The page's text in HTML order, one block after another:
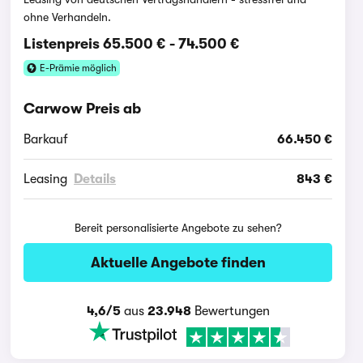
ohne Verhandeln.
Listenpreis65.500 € -74.500 €
E-Prämie möglich
Carwow Preis ab
Barkauf 66.450 €
Leasing Details 843 €
Bereit personalisierte Angebote zu sehen?
Aktuelle Angebote finden
4,6/5aus 23.948Bewertungen